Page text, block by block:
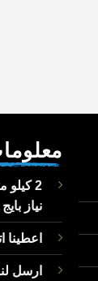
2 كيلو
نياز بايج ، لاهور
اعطينا
ارسل